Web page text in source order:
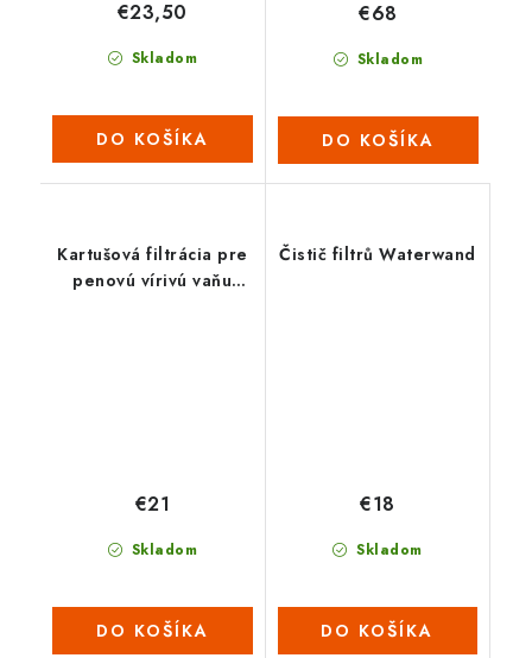
Skladom
€23,50
DO KOŠÍKA
Skladom
€68
DO KOŠÍKA
Kartušová filtrácia pre
penovú vírivú vaňu
Skladom
€21
DO KOŠÍKA
Čistič filtrů Waterwand
Skladom
€18
DO KOŠÍKA